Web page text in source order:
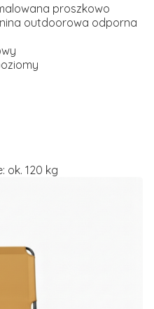
proszkowo
outdoorowa odporna
ok. 120 kg